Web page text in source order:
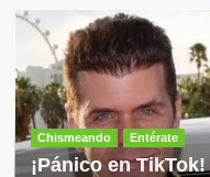
Chismeando Entérate
¡Pánico en